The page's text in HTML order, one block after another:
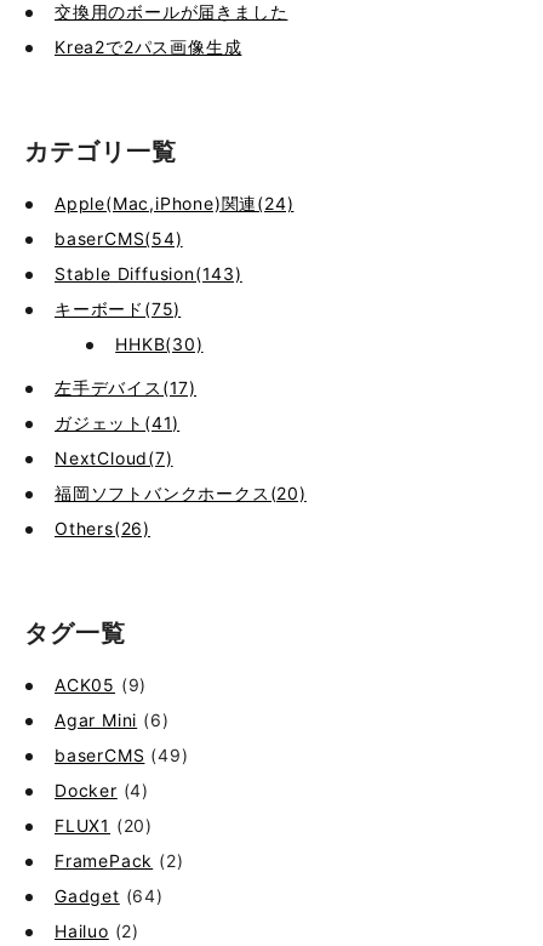
交換用のボールが届きました
Krea2で2パス画像生成
カテゴリ一覧
Apple(Mac,iPhone)関連(24)
baserCMS(54)
Stable Diffusion(143)
キーボード(75)
HHKB(30)
左手デバイス(17)
ガジェット(41)
NextCloud(7)
福岡ソフトバンクホークス(20)
Others(26)
タグ一覧
ACK05 (9)
Agar Mini (6)
baserCMS (49)
Docker (4)
FLUX1 (20)
FramePack (2)
Gadget (64)
Hailuo (2)